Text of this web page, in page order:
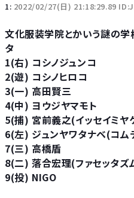
1: 2022/02/27(日) 21:18:29.89
文化服装学院とかいう謎の
タ
1(右) コシノジュンコ
2(遊) コシノヒロコ
3(一) 高田賢三
4(中) ヨウジヤマモト
5(捕) 宮前義之(イッセイミヤ
6(左) ジュンヤワタナベ(コム
7(三) 高橋盾
8(二) 落合宏理(ファセッタズ
9(投) NIGO